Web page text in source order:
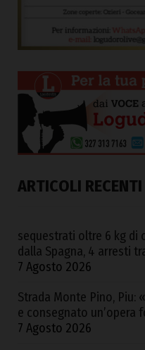
ARTICOLI RECENTI
sequestrati oltre 6 kg di
dalla Spagna, 4 arresti
7 Agosto 2026
Strada Monte Pino, Piu:
e consegnato un’opera
7 Agosto 2026